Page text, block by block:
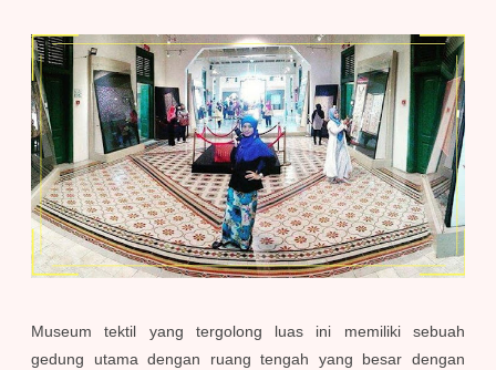
Museum tektil yang tergolong luas ini memiliki sebuah
gedung utama dengan ruang tengah yang besar dengan